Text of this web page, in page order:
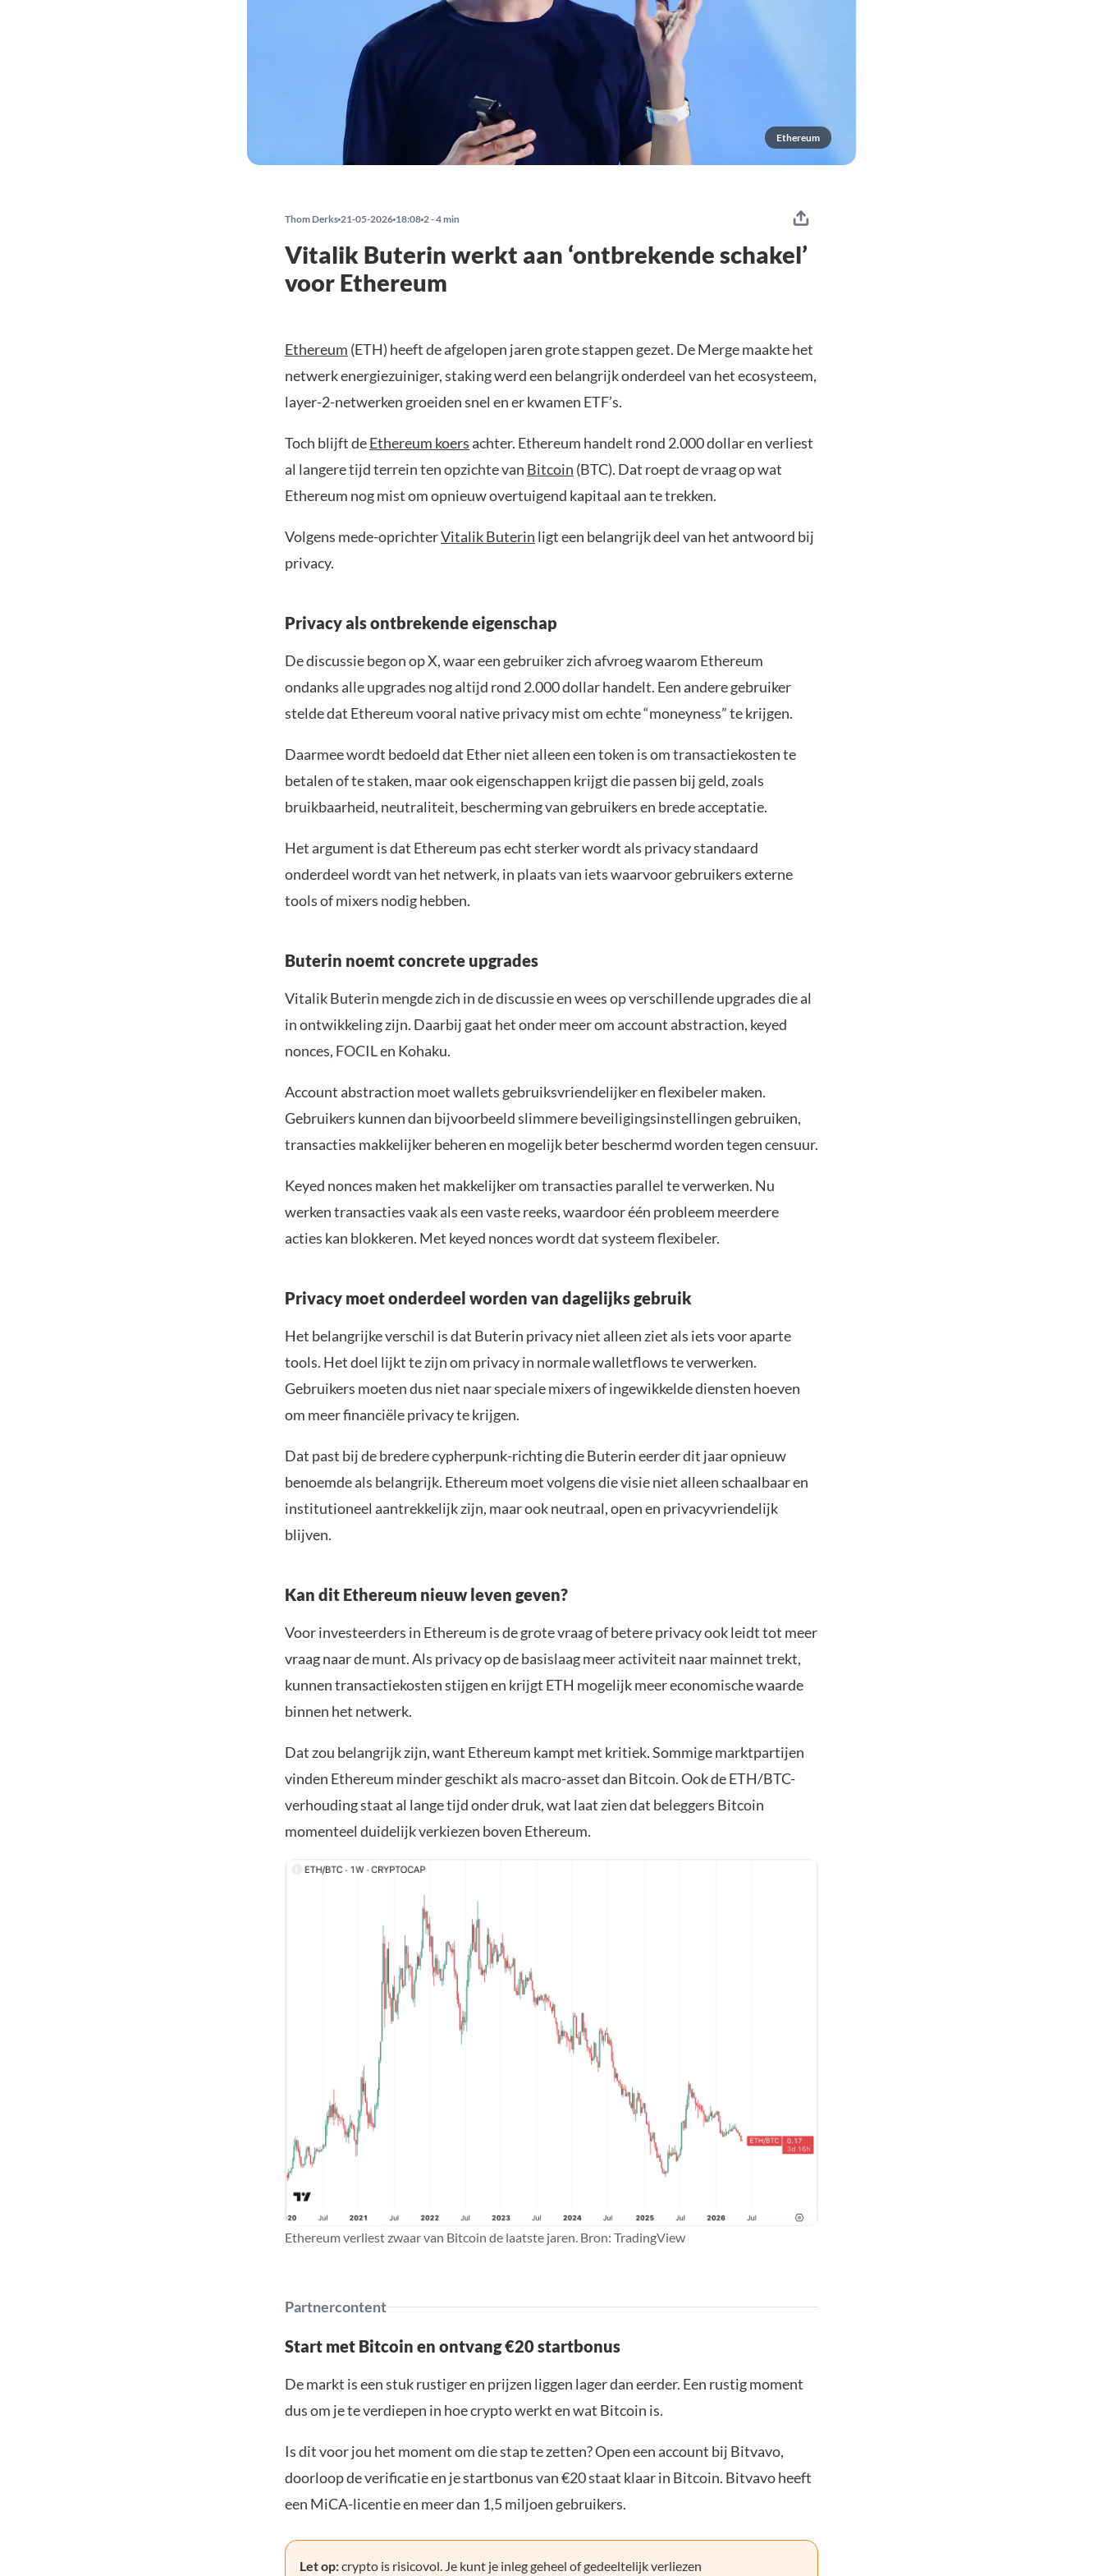
Ethereum
Thom Derks 21-05-2026 18:08 2 - 4 min
Vitalik Buterin werkt aan ‘ontbrekende schakel’
voor Ethereum
Ethereum (ETH) heeft de afgelopen jaren grote stappen gezet. De Merge maakte het
netwerk energiezuiniger, staking werd een belangrijk onderdeel van het ecosysteem,
layer-2-netwerken groeiden snel en er kwamen ETF’s.
Toch blijft deEthereum koersachter. Ethereum handelt rond 2.000 dollar en verliest
al langere tijd terrein ten opzichte van Bitcoin (BTC). Dat roept de vraag op wat
Ethereum nog mist om opnieuw overtuigend kapitaal aan te trekken.
Volgens mede-oprichterVitalik Buterin ligt een belangrijk deel van het antwoord bij
privacy.
Privacy als ontbrekende eigenschap
De discussie begon op X, waar een gebruiker zich afvroeg waarom Ethereum
ondanks alle upgrades nog altijd rond 2.000 dollar handelt. Een andere gebruiker
stelde dat Ethereum vooral native privacy mist om echte “moneyness” te krijgen.
Daarmee wordt bedoeld dat Ether niet alleen een token is om transactiekosten te
betalen of te staken, maar ook eigenschappen krijgt die passen bij geld, zoals
bruikbaarheid, neutraliteit, bescherming van gebruikers en brede acceptatie.
Het argument is dat Ethereum pas echt sterker wordt als privacy standaard
onderdeel wordt van het netwerk, in plaats van iets waarvoor gebruikers externe
tools of mixers nodig hebben.
Buterin noemt concrete upgrades
Vitalik Buterin mengde zich in de discussie en wees op verschillende upgrades die al
in ontwikkeling zijn. Daarbij gaat het onder meer om account abstraction, keyed
nonces, FOCIL en Kohaku.
Account abstraction moet wallets gebruiksvriendelijker en flexibeler maken.
Gebruikers kunnen dan bijvoorbeeld slimmere beveiligingsinstellingen gebruiken,
transacties makkelijker beheren en mogelijk beter beschermd worden tegen censuur.
Keyed nonces maken het makkelijker om transacties parallel te verwerken. Nu
werken transacties vaak als een vaste reeks, waardoor één probleem meerdere
acties kan blokkeren. Met keyed nonces wordt dat systeem flexibeler.
Privacy moet onderdeel worden van dagelijks gebruik
Het belangrijke verschil is dat Buterin privacy niet alleen ziet als iets voor aparte
tools. Het doel lijkt te zijn om privacy in normale walletflows te verwerken.
Gebruikers moeten dus niet naar speciale mixers of ingewikkelde diensten hoeven
om meer financiële privacy te krijgen.
Dat past bij de bredere cypherpunk-richting die Buterin eerder dit jaar opnieuw
benoemde als belangrijk. Ethereum moet volgens die visie niet alleen schaalbaar en
institutioneel aantrekkelijk zijn, maar ook neutraal, open en privacyvriendelijk
blijven.
Kan dit Ethereum nieuw leven geven?
Voor investeerders in Ethereum is de grote vraag of betere privacy ook leidt tot meer
vraag naar de munt. Als privacy op de basislaag meer activiteit naar mainnet trekt,
kunnen transactiekosten stijgen en krijgt ETH mogelijk meer economische waarde
binnen het netwerk.
Dat zou belangrijk zijn, want Ethereum kampt met kritiek. Sommige marktpartijen
vinden Ethereum minder geschikt als macro-asset dan Bitcoin. Ook de ETH/BTC-
verhouding staat al lange tijd onder druk, wat laat zien dat beleggers Bitcoin
momenteel duidelijk verkiezen boven Ethereum.
Ethereum verliest zwaar van Bitcoin de laatste jaren. Bron: TradingView
Partnercontent
Start met Bitcoin en ontvang €20 startbonus
De markt is een stuk rustiger en prijzen liggen lager dan eerder. Een rustig moment
dus om je te verdiepen in hoe crypto werkt en wat Bitcoin is.
Is dit voor jou het moment om die stap te zetten? Open een account bij Bitvavo,
doorloop de verificatie en je startbonus van €20 staat klaar in Bitcoin. Bitvavo heeft
een MiCA-licentie en meer dan 1,5 miljoen gebruikers.
Let op:crypto is risicovol. Je kunt je inleg geheel of gedeeltelijk verliezen